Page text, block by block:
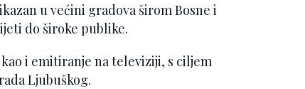
u većini gradova širom Bosne i
do široke publike.
i emitiranje na televiziji, s ciljem
Ljubuškog.